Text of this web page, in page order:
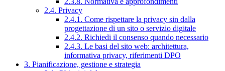
2.4. Privacy
2.4.1. Come rispettare la privacy sin dalla
progettazione di un sito o servizio digitale
2.4.2. Richiedi il consenso quando necessario
2.4.3. Le basi del sito web: architettura,
informativa privacy, riferimenti DPO
3. Pianificazione, gestione e strategia